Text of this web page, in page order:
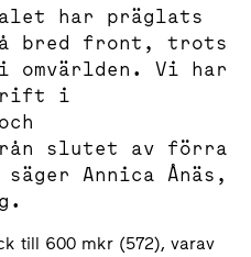
har präglats
bred front, trots
Vi har
i
slutet av förra
Annica Ånäs,
till 600 mkr (572), varav